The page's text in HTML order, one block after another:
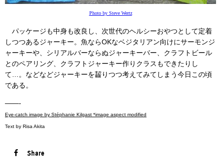
Photo by Steve Wertz
パッケージも中身も改良し、次世代のヘルシーおやつとして定着
しつつあるジャーキー。魚ならOKなベジタリアン向けにサーモンジ
ャーキーや、シリアルバーならぬジャーキーバー、クラフトビール
とのペアリング、クラフトジャーキー作りクラスもできたりし
て…。などなどジャーキーを齧りつつ考えてみてしまう今日この頃
である。
——-
Eye-catch image by Stéphanie Kilgast *image aspect modified
Text by Risa Akita
Share